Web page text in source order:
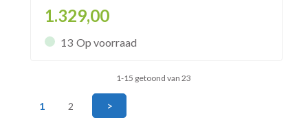
1.329,00
13 Op voorraad
1-15 getoond van 23
1 2 >